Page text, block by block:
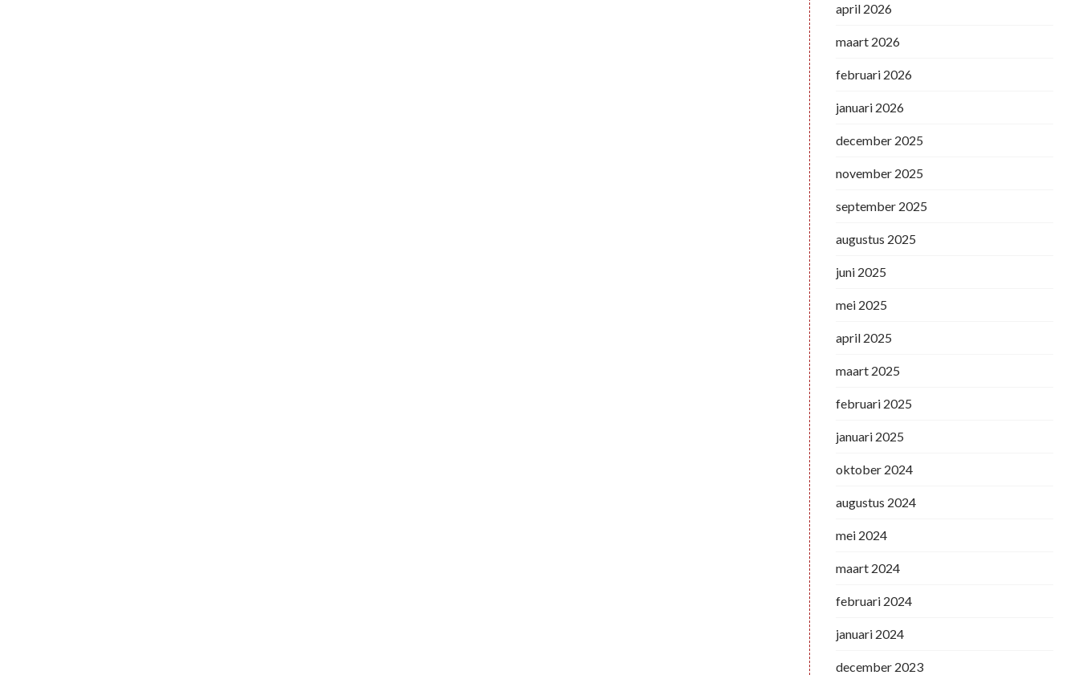
april 2026
maart 2026
februari 2026
januari 2026
december 2025
november 2025
september 2025
augustus 2025
juni 2025
mei 2025
april 2025
maart 2025
februari 2025
januari 2025
oktober 2024
augustus 2024
mei 2024
maart 2024
februari 2024
januari 2024
december 2023